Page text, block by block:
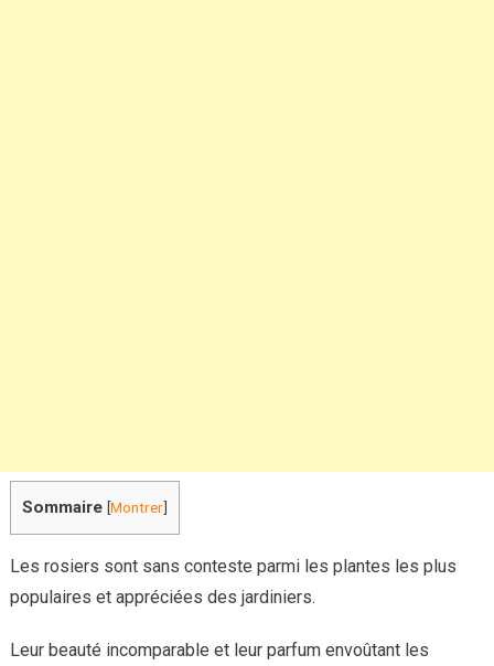
Sommaire [Montrer]
Les rosiers sont sans conteste parmi les plantes les plus
populaires et appréciées des jardiniers.
Leur beauté incomparable et leur parfum envoûtant les